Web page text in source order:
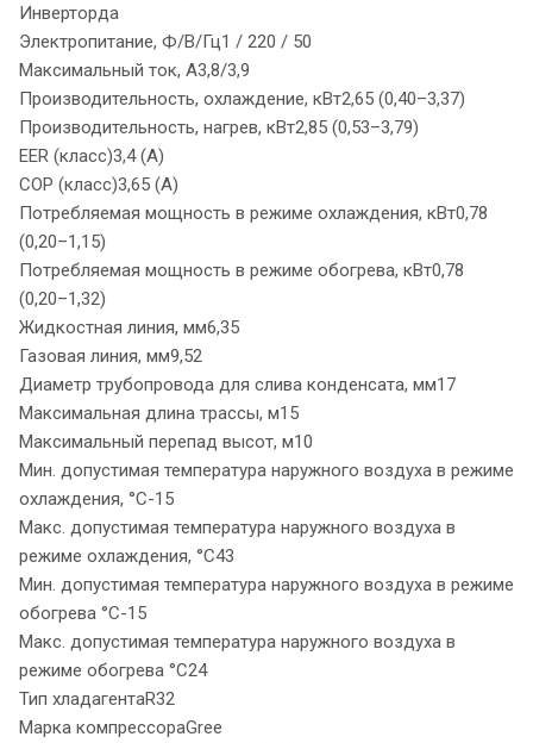
Инверторда
Электропитание, Ф/В/Гц1 / 220 / 50
Максимальный ток, А3,8/3,9
Производительность, охлаждение, кВт2,65 (0,40–3,37)
Производительность, нагрев, кВт2,85 (0,53–3,79)
EER (класс)3,4 (A)
COP (класс)3,65 (A)
Потребляемая мощность в режиме охлаждения, кВт0,78
(0,20–1,15)
Потребляемая мощность в режиме обогрева, кВт0,78
(0,20–1,32)
Жидкостная линия, мм6,35
Газовая линия, мм9,52
Диаметр трубопровода для слива конденсата, мм17
Максимальная длина трассы, м15
Максимальный перепад высот, м10
Мин. допустимая температура наружного воздуха в режиме
охлаждения, °С-15
Макс. допустимая температура наружного воздуха в
режиме охлаждения, °С43
Мин. допустимая температура наружного воздуха в режиме
обогрева °С-15
Макс. допустимая температура наружного воздуха в
режиме обогрева °С24
Тип хладагентаR32
Марка компрессораGree